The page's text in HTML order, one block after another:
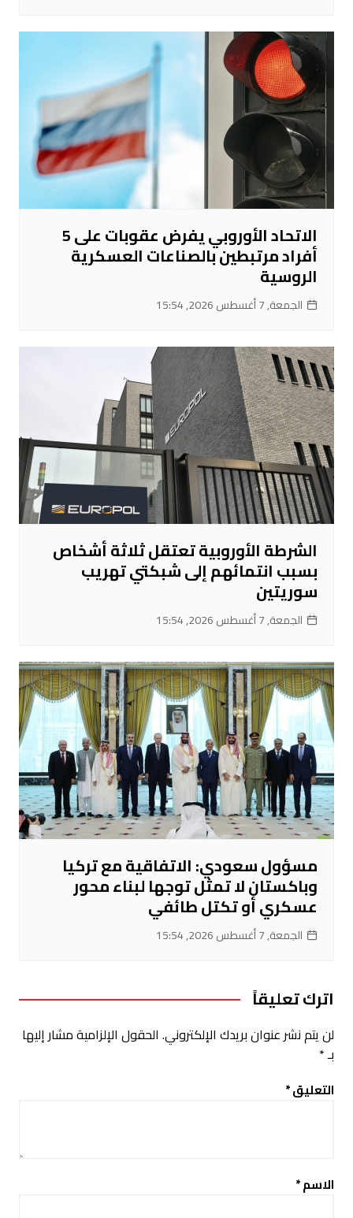
الاتحاد الأوروبي يفرض عقوبات على 5
أفراد مرتبطين بالصناعات العسكرية
الروسية
الجمعة, 7 أغسطس 2026, 15:54
الشرطة الأوروبية تعتقل ثلاثة أشخاص
بسبب انتمائهم إلى شبكتي تهريب
سوريتين
الجمعة, 7 أغسطس 2026, 15:54
مسؤول سعودي: الاتفاقية مع تركيا
وباكستان لا تمثل توجها لبناء محور
عسكري أو تكتل طائفي
الجمعة, 7 أغسطس 2026, 15:54
اترك تعليقاً
لن يتم نشر عنوان بريدك الإلكتروني. الحقول الإلزامية مشار إليها
بـ*
التعليق*
الاسم*